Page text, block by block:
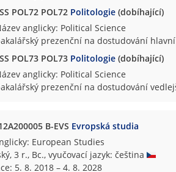
POL72 POL72 Politologie (dobíhající)
anglicky: Political Science
prezenční na dostudování hlavní
POL73 POL73 Politologie (dobíhající)
anglicky: Political Science
prezenční na dostudování
B-EVS Evropská studia
European Studies
3 r., Bc., vyučovací jazyk: čeština
5. 8. 2018 – 4. 8. 2028